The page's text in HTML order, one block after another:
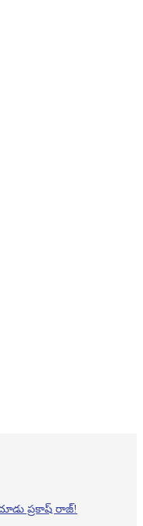
ప్రకాష్ రాజ్!